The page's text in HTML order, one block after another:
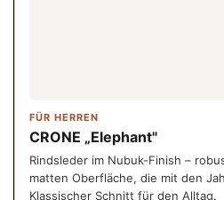
FÜR HERREN
CRONE „Elephant"
Rindsleder im Nubuk-Finish –
matten Oberfläche, die mit den
Klassischer Schnitt für den Alltag.